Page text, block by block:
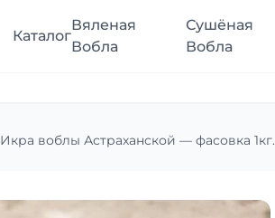
Каталог
Вяленая
Вобла
Сушёная
Вобла
Икра воблы Астраханской — фасовка 1кг.